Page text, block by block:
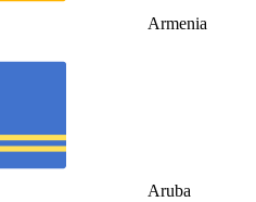
Armenia
Aruba